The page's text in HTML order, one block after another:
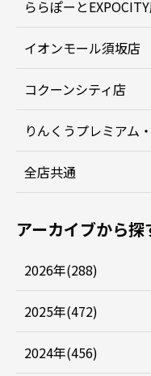
ららぽーと
イオンモール須坂店
コクーンシティ店
りんくうプレミアム
全店共通
アーカイブから探
2026年(288)
2025年(472)
2024年(456)